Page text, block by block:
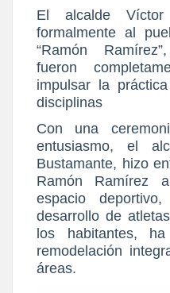
El alcalde Víctor
formalmente al
“Ramón
fueron
impulsar la
disciplinas
Con una
entusiasmo, el
Bustamante, hizo
Ramón Ramírez
espacio
desarrollo de
los habitantes,
remodelación
áreas.